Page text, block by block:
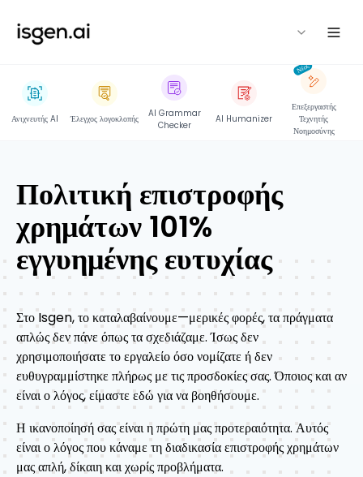
isgen
Ανιχνευτής AI Έλεγχος λογοκλοπής
AI Grammar
Checker
AI Humanizer
Νέος
Επεξεργαστής
Τεχνητής
Νοημοσύνης
Πολιτική επιστροφής
χρημάτων 101%
εγγυημένης ευτυχίας
Στο Isgen, το καταλαβαίνουμε—μερικές φορές, τα πράγματα
απλώς δεν πάνε όπως τα σχεδιάζαμε. Ίσως δεν
χρησιμοποιήσατε το εργαλείο όσο νομίζατε ή δεν
ευθυγραμμίστηκε πλήρως με τις προσδοκίες σας. Όποιος και αν
είναι ο λόγος, είμαστε εδώ για να βοηθήσουμε.
Η ικανοποίησή σας είναι η πρώτη μας προτεραιότητα. Αυτός
είναι ο λόγος που κάναμε τη διαδικασία επιστροφής χρημάτων
μας απλή, δίκαιη και χωρίς προβλήματα.